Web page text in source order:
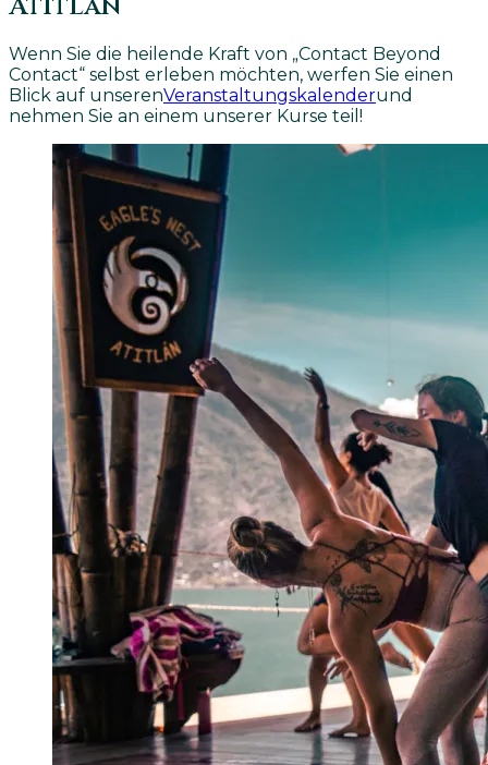
Wenn Sie die heilende Kraft von „Contact Beyond
Contact“ selbst erleben möchten, werfen Sie einen
Blick auf unserenVeranstaltungskalenderund
nehmen Sie an einem unserer Kurse teil!